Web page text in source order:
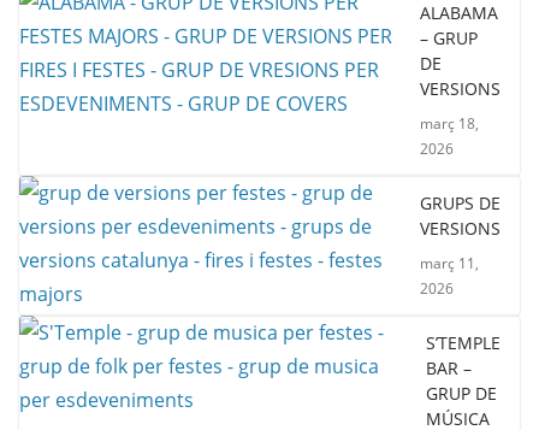
ALABAMA
– GRUP
DE
VERSIONS
març 18,
2026
GRUPS DE
VERSIONS
març 11,
2026
S’TEMPLE
BAR –
GRUP DE
MÚSICA